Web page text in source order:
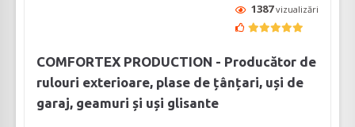
1387vizualizări
COMFORTEX PRODUCTION - Producător de
rulouri exterioare, plase de țânțari, uși de
garaj, geamuri și uși glisante